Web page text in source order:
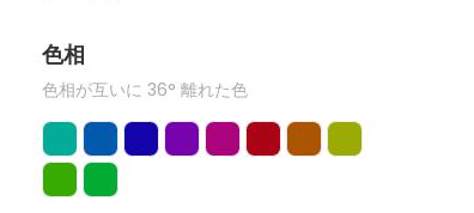
色相
色相が互いに 36° 離れた色